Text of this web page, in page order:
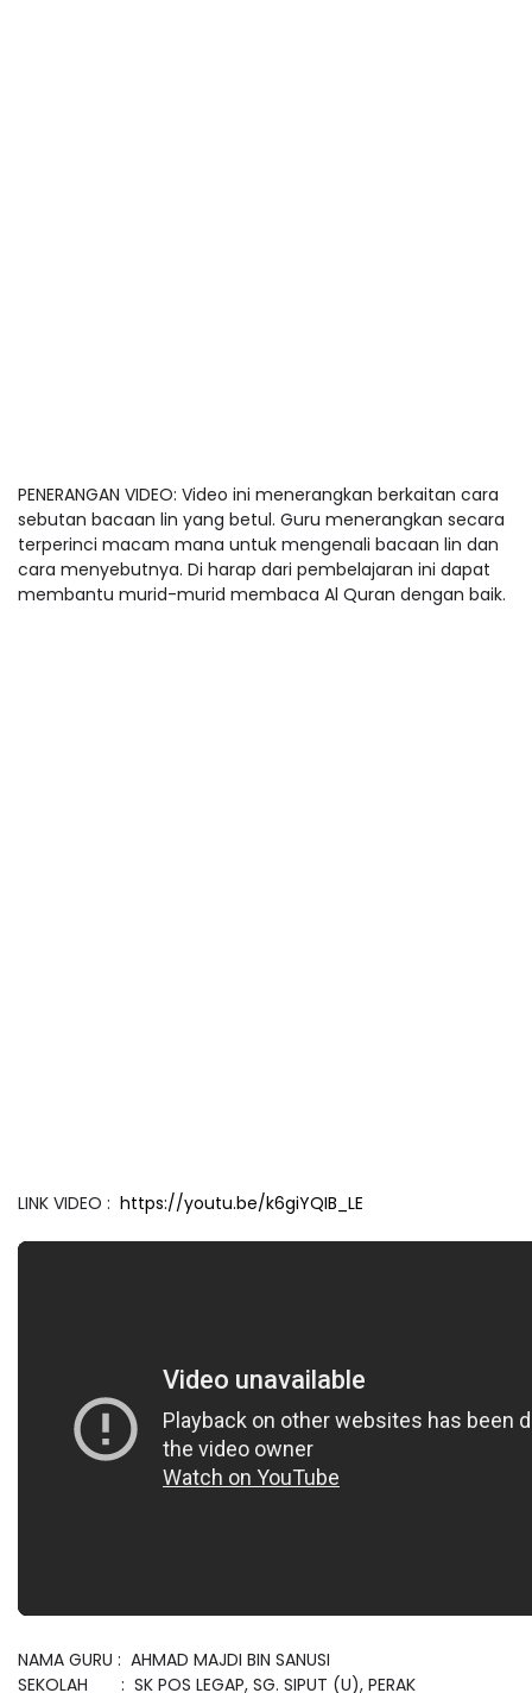
PENERANGAN VIDEO: Video ini menerangkan berkaitan cara
sebutan bacaan lin yang betul. Guru menerangkan secara
terperinci macam mana untuk mengenali bacaan lin dan
cara menyebutnya. Di harap dari pembelajaran ini dapat
membantu murid-murid membaca Al Quran dengan baik.
LINK VIDEO : https://youtu.be/k6giYQIB_LE
NAMA GURU : AHMAD MAJDI BIN SANUSI
SEKOLAH : SK POS LEGAP, SG. SIPUT (U), PERAK